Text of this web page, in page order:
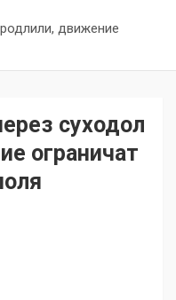
движение
суходол
ограничат